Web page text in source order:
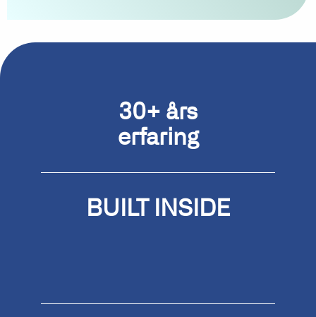
30+ års
erfaring
BUILT INSIDE